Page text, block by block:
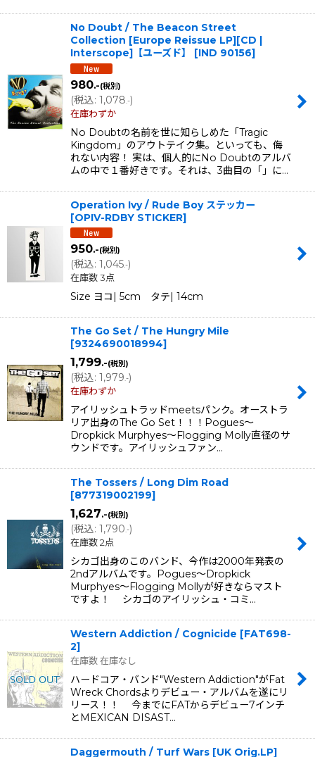
No Doubt / The Beacon Street
Collection [Europe Reissue LP][CD |
Interscope]【ユーズド】
[IND 90156]
980.-(税別)
(税込: 1,078.-)
在庫わずか
No Doubtの名前を世に知らしめた「Tragic
Kingdom」のアウトテイク集。といっても、侮
れない内容！ 実は、個人的にNo Doubtのアルバ
ムの中で１番好きです。それは、3曲目の「」に…
Operation Ivy / Rude Boy ステッカー
[OPIV-RDBY STICKER]
950.-(税別)
(税込: 1,045.-)
在庫数 3点
Size ヨコ| 5cm タテ| 14cm
The Go Set / The Hungry Mile
[9324690018994]
1,799.-(税別)
(税込: 1,979.-)
在庫わずか
アイリッシュトラッドmeetsパンク。オーストラ
リア出身のThe Go Set！！！Pogues〜
Dropkick Murphyes〜Flogging Molly直径のサ
ウンドです。アイリッシュファン…
The Tossers / Long Dim Road
[877319002199]
1,627.-(税別)
(税込: 1,790.-)
在庫数 2点
シカゴ出身のこのバンド、今作は2000年発表の
2ndアルバムです。Pogues〜Dropkick
Murphyes〜Flogging Mollyが好きならマスト
ですよ！ シカゴのアイリッシュ・コミ…
Western Addiction / Cognicide [FAT698-
2]
在庫数 在庫なし
ハードコア・バンド"Western Addiction"がFat
Wreck Chordsよりデビュー・アルバムを遂にリ
リース！！ 今までにFATからデビュー7インチ
とMEXICAN DISAST…
Daggermouth / Turf Wars [UK Orig.LP]